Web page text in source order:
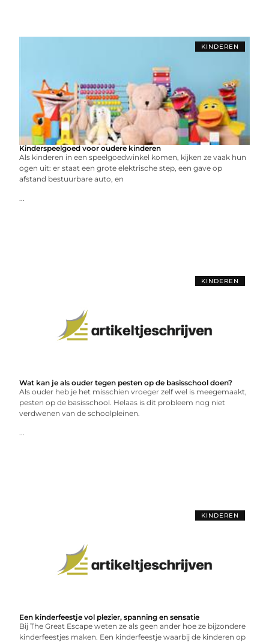
KINDEREN
Kinderspeelgoed voor oudere kinderen
Als kinderen in een speelgoedwinkel komen, kijken ze vaak hun
ogen uit: er staat een grote elektrische step, een gave op
afstand bestuurbare auto, en
...
KINDEREN
Wat kan je als ouder tegen pesten op de basisschool doen?
Als ouder heb je het misschien vroeger zelf wel is meegemaakt,
pesten op de basisschool. Helaas is dit probleem nog niet
verdwenen van de schoolpleinen.
...
KINDEREN
Een kinderfeestje vol plezier, spanning en sensatie
Bij The Great Escape weten ze als geen ander hoe ze bijzondere
kinderfeestjes maken. Een kinderfeestje waarbij de kinderen op